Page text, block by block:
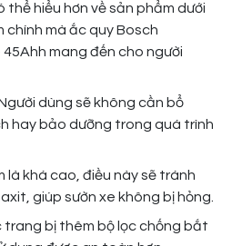
thể hiểu hơn về sản phẩm dưới
chính mà ắc quy Bosch
45Ahh mang đến cho người
dùng sẽ không cần bổ
hay bảo dưỡng trong quá trình
là khá cao, điều này sẽ tránh
giúp sườn xe không bị hỏng.
trang bị thêm bộ lọc chống bắt